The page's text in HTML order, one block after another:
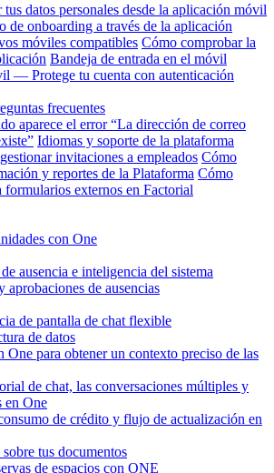
datos personales desde la aplicación móvil
de onboarding a través de la aplicación
móviles compatibles Cómo comprobar la
Bandeja de entrada en el móvil
— Protege tu cuenta con autenticación
frecuentes
aparece el error “La dirección de correo
Idiomas y soporte de la plataforma
invitaciones a empleados Cómo
y reportes de la Plataforma Cómo
formularios externos en Factorial
con One
ausencia e inteligencia del sistema
aprobaciones de ausencias
de pantalla de chat flexible
de datos
One para obtener un contexto preciso de las
de chat, las conversaciones múltiples y
en One
de crédito y flujo de actualización en
tus documentos
de espacios con ONE